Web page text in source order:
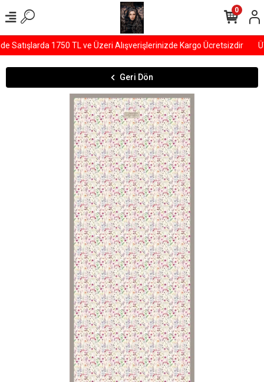
Satışlarda 1750 TL ve Üzeri Alışverişlerinizde Kargo Ücretsizdir
0
Geri Dön